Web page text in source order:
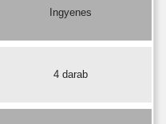
Ingyenes
4 darab